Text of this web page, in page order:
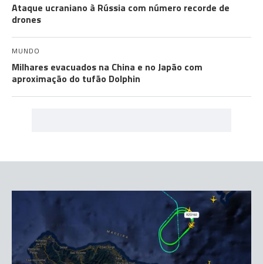
Ataque ucraniano à Rússia com número recorde de
drones
MUNDO
Milhares evacuados na China e no Japão com
aproximação do tufão Dolphin